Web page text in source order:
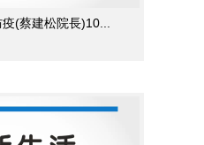
(蔡建松院長)10...